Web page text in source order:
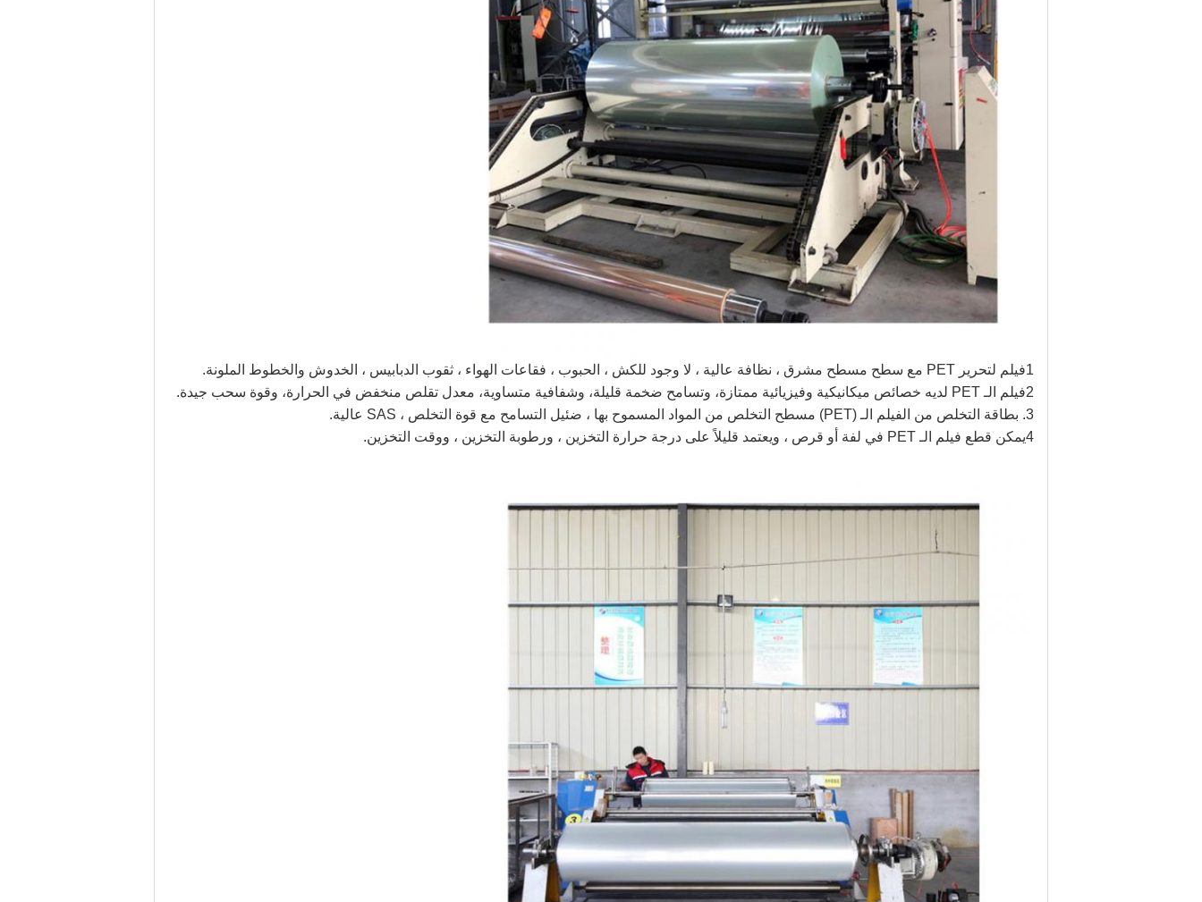
1فيلم لتحرير PET مع سطح مسطح مشرق ، نظافة عالية ، لا وجود للكش ، الحبوب ، فقاعات الهواء ، ثقوب الدبابيس ، الخدوش والخطوط الملونة.
2فيلم الـ PET لديه خصائص ميكانيكية وفيزيائية ممتازة، وتسامح ضخمة قليلة، وشفافية متساوية، معدل تقلص منخفض في الحرارة، وقوة سحب جيدة.
3. بطاقة التخلص من الفيلم الـ (PET) مسطح التخلص من المواد المسموح بها ، ضئيل التسامح مع قوة التخلص ، SAS عالية.
4يمكن قطع فيلم الـ PET في لفة أو قرص ، ويعتمد قليلاً على درجة حرارة التخزين ، ورطوبة التخزين ، ووقت التخزين.